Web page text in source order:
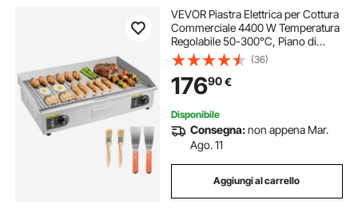
VEVOR Piastra Elettrica per Cottura
Commerciale 4400 W Temperatura
Regolabile 50-300°C, Piano di
Lavoro 725 x 400 mm in Acciaio
Inox, Kit Accessori per Bistecche
BBQ Feste Campeggio, Senza
Spina
(36)
17690€
Disponibile
Consegna:non appena Mar.
Ago. 11
Aggiungi al carrello